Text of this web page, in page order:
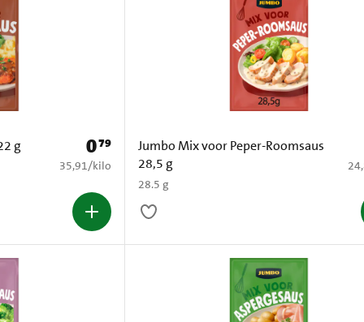
g Prijs: € 0,79
079
€ 35,91 per kilo
35,91/kilo
Jumbo Mix voor Peper-Roomsaus
28,5 g
28.5 g
€